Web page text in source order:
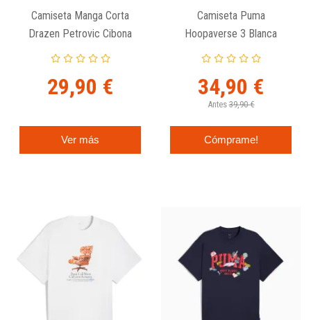
Camiseta Manga Corta
Drazen Petrovic Cibona
Azul
29,90 €
Ver más
Camiseta Puma
Hoopaverse 3 Blanca
34,90 €
Antes 39,90 €
Cómprame!